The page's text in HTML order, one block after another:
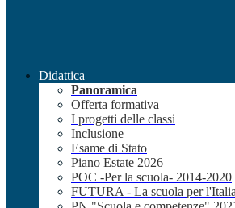
Didattica
Panoramica
Offerta formativa
I progetti delle classi
Inclusione
Esame di Stato
Piano Estate 2026
POC -Per la scuola- 2014-2020
FUTURA - La scuola per